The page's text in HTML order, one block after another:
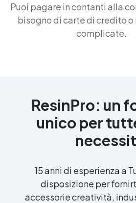
Puoi pagare in contanti alla
bisogno di carte di credito
complicate.
ResinPro: un
unico per
15 anni di esperienza a
disposizione per
accessorie creatività,